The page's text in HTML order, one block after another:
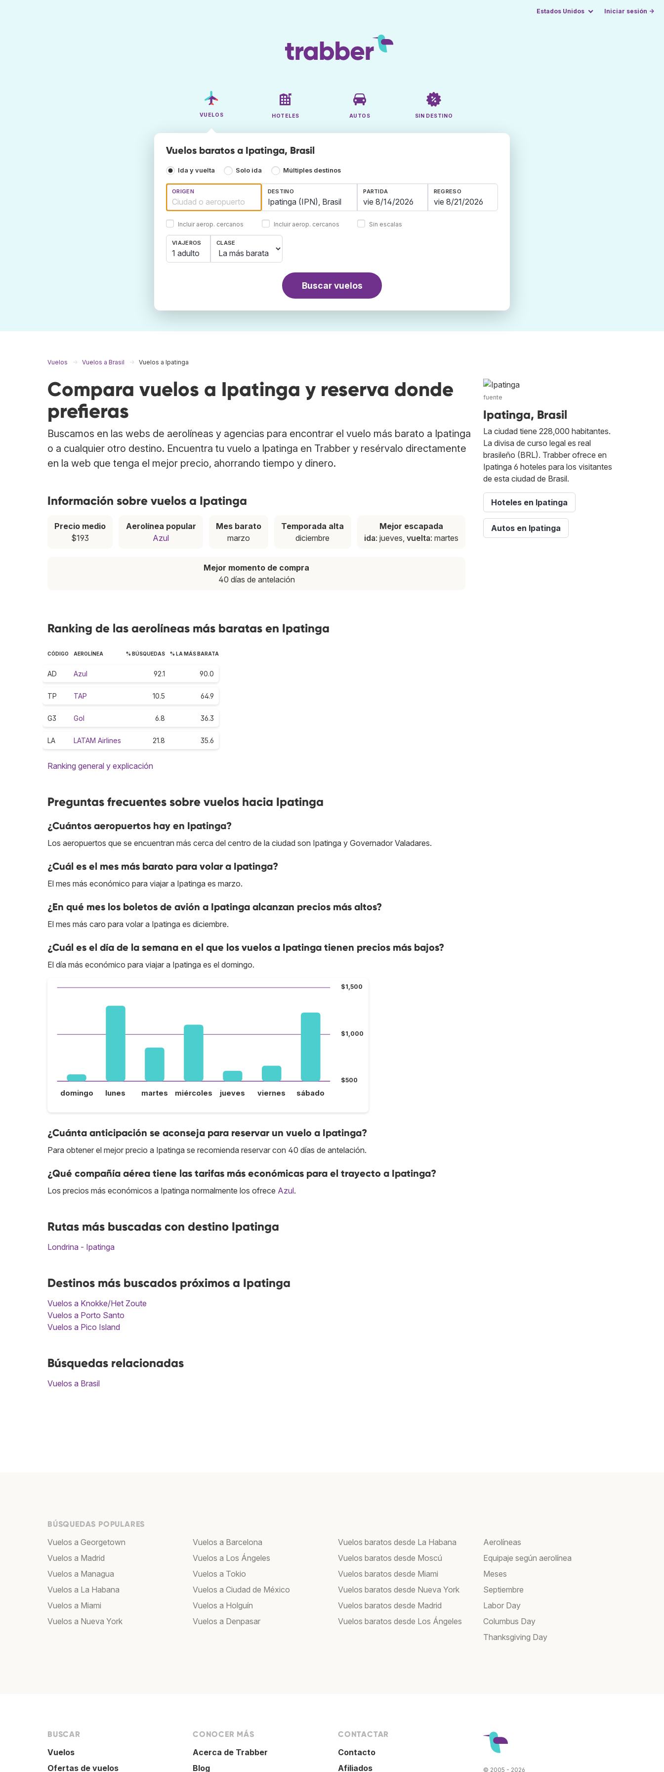
Estados Unidos Iniciar sesión →
VUELOS HOTELES AUTOS SIN DESTINO
Vuelos baratos a Ipatinga, Brasil
Ida y vuelta Solo ida Múltiples destinos
ORIGEN
Incluir aerop. cercanos
DESTINO
Incluir aerop. cercanos
PARTIDA REGRESO
Sin escalas
VIAJEROS
1 adulto
CLASE
Buscar vuelos
Vuelos Vuelos a Brasil Vuelos a Ipatinga
Compara vuelos a Ipatinga y reserva donde
prefieras
Buscamos en las webs de aerolíneas y agencias para encontrar el vuelo más barato a Ipatinga
o a cualquier otro destino. Encuentra tu vuelo a Ipatinga en Trabber y resérvalo directamente
en la web que tenga el mejor precio, ahorrando tiempo y dinero.
Información sobre vuelos a Ipatinga
Precio medio
$193
Aerolínea popular
Azul
Mes barato
marzo
Temporada alta
diciembre
Mejor escapada
ida: jueves, vuelta: martes
Mejor momento de compra
40 días de antelación
Ranking de las aerolíneas más baratas en Ipatinga
CÓDIGO AEROLÍNEA % BÚSQUEDAS % LA MÁS BARATA
AD Azul 92.1 90.0
TP TAP 10.5 64.9
G3 Gol 6.8 36.3
LA LATAM Airlines 21.8 35.6
Ranking general y explicación
Preguntas frecuentes sobre vuelos hacia Ipatinga
¿Cuántos aeropuertos hay en Ipatinga?
Los aeropuertos que se encuentran más cerca del centro de la ciudad son Ipatinga y Governador Valadares.
¿Cuál es el mes más barato para volar a Ipatinga?
El mes más económico para viajar a Ipatinga es marzo.
¿En qué mes los boletos de avión a Ipatinga alcanzan precios más altos?
El mes más caro para volar a Ipatinga es diciembre.
¿Cuál es el día de la semana en el que los vuelos a Ipatinga tienen precios más bajos?
El día más económico para viajar a Ipatinga es el domingo.
$500
$1,000
$1,500
domingo lunes martes miércoles jueves viernes sábado
¿Cuánta anticipación se aconseja para reservar un vuelo a Ipatinga?
Para obtener el mejor precio a Ipatinga se recomienda reservar con 40 días de antelación.
¿Qué compañía aérea tiene las tarifas más económicas para el trayecto a Ipatinga?
Los precios más económicos a Ipatinga normalmente los ofrece Azul.
Rutas más buscadas con destino Ipatinga
Londrina - Ipatinga
Destinos más buscados próximos a Ipatinga
Vuelos a Knokke/Het Zoute
Vuelos a Porto Santo
Vuelos a Pico Island
Búsquedas relacionadas
Vuelos a Brasil
fuente
Ipatinga, Brasil
La ciudad tiene 228,000 habitantes.
La divisa de curso legal es real
brasileño (BRL). Trabber ofrece en
Ipatinga 6 hoteles para los visitantes
de esta ciudad de Brasil.
Hoteles en Ipatinga
Autos en Ipatinga
BÚSQUEDAS POPULARES
Vuelos a Georgetown
Vuelos a Madrid
Vuelos a Managua
Vuelos a La Habana
Vuelos a Miami
Vuelos a Nueva York
Vuelos a Barcelona
Vuelos a Los Ángeles
Vuelos a Tokio
Vuelos a Ciudad de México
Vuelos a Holguín
Vuelos a Denpasar
Vuelos baratos desde La Habana
Vuelos baratos desde Moscú
Vuelos baratos desde Miami
Vuelos baratos desde Nueva York
Vuelos baratos desde Madrid
Vuelos baratos desde Los Ángeles
Aerolíneas
Equipaje según aerolínea
Meses
Septiembre
Labor Day
Columbus Day
Thanksgiving Day
BUSCAR
Vuelos
Ofertas de vuelos
CONOCER MÁS
Acerca de Trabber
Blog
CONTACTAR
Contacto
Afiliados
© 2005 - 2026